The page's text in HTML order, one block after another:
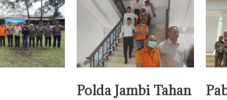
Polda Jambi Tahan